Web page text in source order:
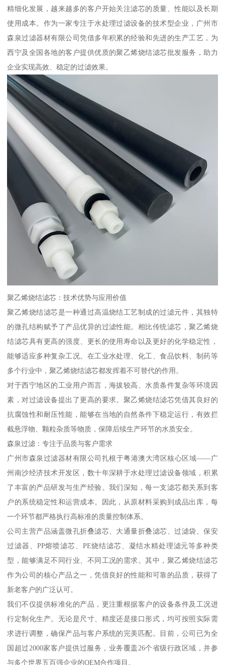
精细化发展，越来越多的客户开始关注滤芯的质量、性能以及长期
使用成本。作为一家专注于水处理过滤设备的技术型企业，广州市
森泉过滤器材有限公司凭借多年积累的经验和先进的生产工艺，为
西宁及全国各地的客户提供优质的聚乙烯烧结滤芯批发服务，助力
企业实现高效、稳定的过滤效果。
聚乙烯烧结滤芯：技术优势与应用价值
聚乙烯烧结滤芯是一种通过高温烧结工艺制成的过滤元件，其独特
的微孔结构赋予了产品优异的过滤性能。相比传统滤芯，聚乙烯烧
结滤芯具有更高的强度、更长的使用寿命以及更好的化学稳定性，
能够适应多种复杂工况。在工业水处理、化工、食品饮料、制药等
多个行业中，聚乙烯烧结滤芯都发挥着不可替代的作用。
对于西宁地区的工业用户而言，海拔较高、水质条件复杂等环境因
素，对过滤设备提出了更高的要求。聚乙烯烧结滤芯凭借其良好的
抗腐蚀性和耐压性能，能够在当地的自然条件下稳定运行，有效拦
截悬浮物、颗粒杂质等物质，保障后续生产环节的水质安全。
森泉过滤：专注于品质与客户需求
广州市森泉过滤器材有限公司扎根于粤港澳大湾区核心区域——广
州南沙经济技术开发区，数十年深耕于水处理过滤设备领域，积累
了丰富的产品研发与生产经验。我们深知，每一支滤芯都关系到客
户的系统稳定性和运营成本。因此，从原材料采购到成品出库，每
一个环节都严格执行高标准的质量控制体系。
公司主营产品涵盖微孔折叠滤芯、大通量折叠滤芯、过滤袋、保安
过滤器、PP熔喷滤芯、PE烧结滤芯、凝结水精处理滤元等多种类
型，能够满足不同行业、不同工况的需求。其中，聚乙烯烧结滤芯
作为公司的核心产品之一，凭借良好的性能和可靠的品质，获得了
新老客户的广泛认可。
我们不仅提供标准化的产品，更注重根据客户的设备条件及工况进
行定制化生产。无论是尺寸、精度还是接口形式，均可按照实际需
求进行调整，确保产品与客户系统的完美匹配。目前，公司已为全
国超过2000家客户提供过服务，业务覆盖26个省级行政区域，并参
与多个世界五百强企业的OEM合作项目。